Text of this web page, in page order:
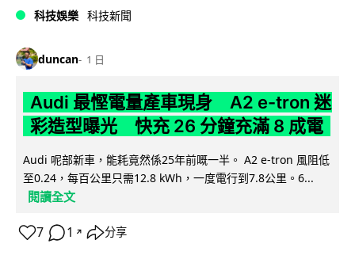
科技娛樂 科技新聞
duncan 1 日
Audi 最慳電量產車現身 A2 e-tron 迷
彩造型曝光 快充 26 分鐘充滿 8 成電
Audi 呢部新車，能耗竟然係25年前嘅一半。 A2 e-tron 風阻低
至0.24，每百公里只需12.8 kWh，一度電行到7.8公里。6...
閱讀全文
7 1 ↗ 分享